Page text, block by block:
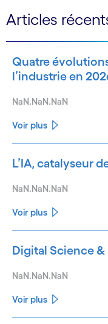
Articles
Quatre
l’industrie en
NaN.NaN.NaN
Voir plus
L’IA, catalyseur
NaN.NaN.NaN
Voir plus
Digital Science
NaN.NaN.NaN
Voir plus